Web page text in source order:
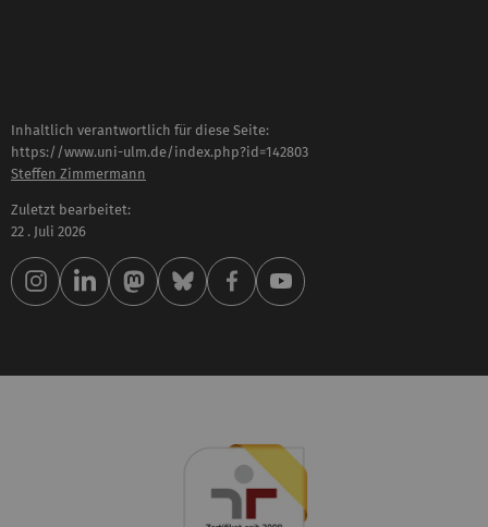
Inhaltlich verantwortlich für diese Seite:
https://www.uni-ulm.de/index.php?id=142803
Steffen Zimmermann
Zuletzt bearbeitet:
22 . Juli 2026